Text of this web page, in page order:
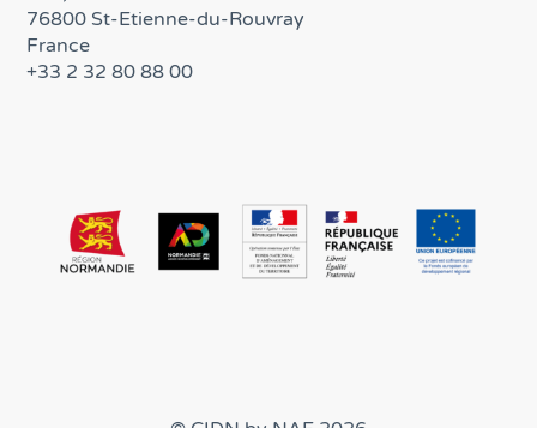
76800 St-Etienne-du-Rouvray
France
+33 2 32 80 88 00